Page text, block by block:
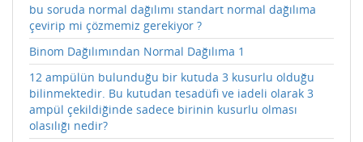
bu soruda normal dağılımı standart normal dağılıma
çevirip mi çözmemiz gerekiyor ?
Binom Dağılımından Normal Dağılıma 1
12 ampülün bulunduğu bir kutuda 3 kusurlu olduğu
bilinmektedir. Bu kutudan tesadüfi ve iadeli olarak 3
ampül çekildiğinde sadece birinin kusurlu olması
olasılığı nedir?